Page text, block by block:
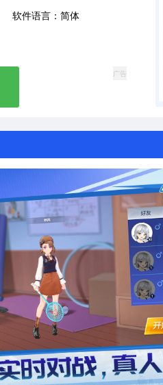
软件语言：简体
广告